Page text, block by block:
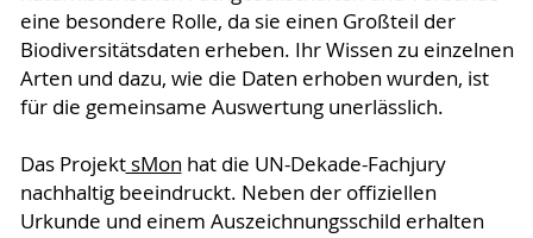
eine besondere Rolle, da sie einen Großteil der
Biodiversitätsdaten erheben. Ihr Wissen zu einzelnen
Arten und dazu, wie die Daten erhoben wurden, ist
für die gemeinsame Auswertung unerlässlich.
Das ProjektsMon hat die UN-Dekade-Fachjury
nachhaltig beeindruckt. Neben der offiziellen
Urkunde und einem Auszeichnungsschild erhalten